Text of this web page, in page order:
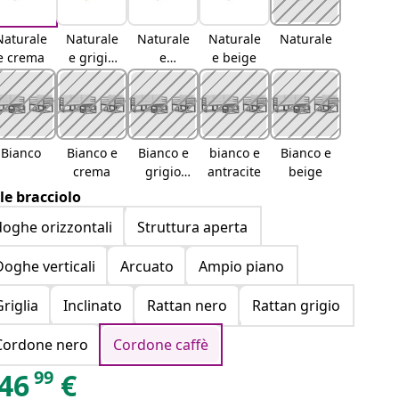
crema
Naturale
e grigio
chiaro
Naturale
e
antracite
Naturale
e beige
Naturale
Bianco
Bianco e
crema
Bianco e
grigio
bianco e
antracite
Bianco e
beige
bracciolo
orizzontali
Struttura aperta
verticali
Arcuato
Ampio piano
Inclinato Rattan nero
Rattan grigio
nero
Cordone caffè
99 €